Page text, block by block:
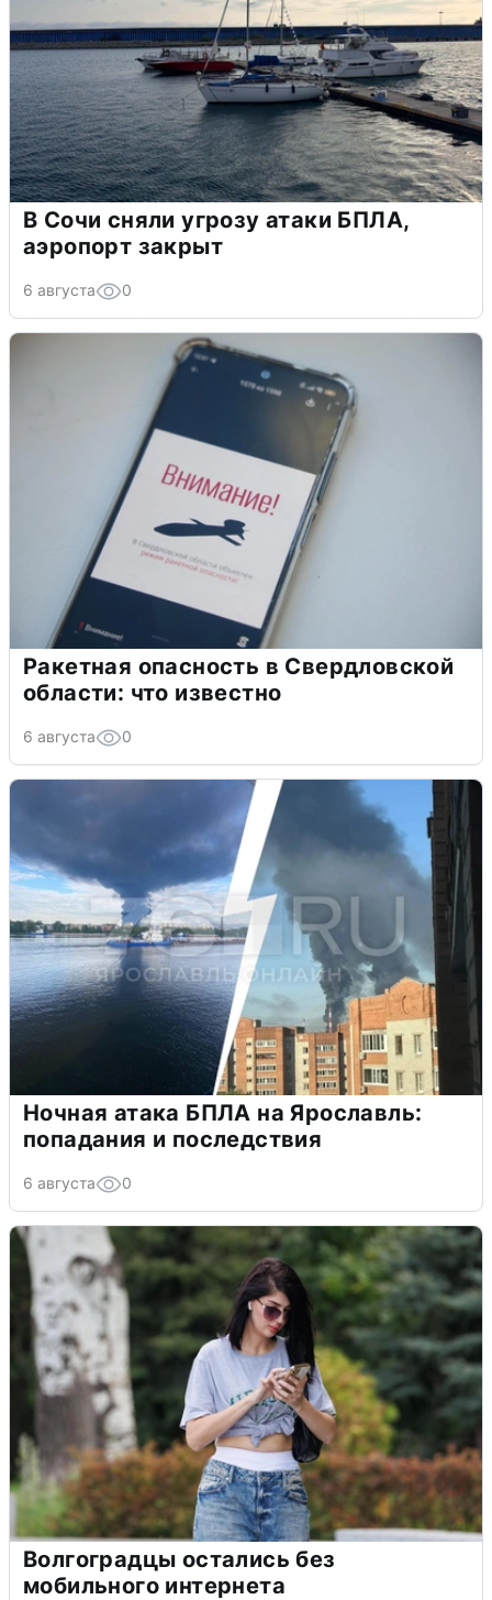
В Сочи сняли угрозу атаки БПЛА,
аэропорт закрыт
6 августа 0
Ракетная опасность в Свердловской
области: что известно
6 августа 0
Ночная атака БПЛА на Ярославль:
попадания и последствия
6 августа 0
Волгоградцы остались без
мобильного интернета